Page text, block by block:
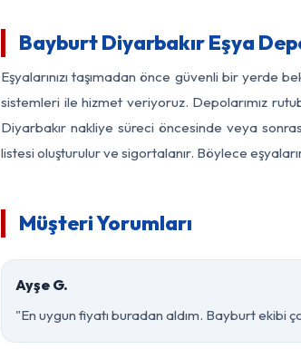
Bayburt Diyarbakır Eşya
Eşyalarınızı taşımadan önce güvenli bir yerde
sistemleri ile hizmet veriyoruz. Depolarımız
Diyarbakır nakliye süreci öncesinde veya
listesi oluşturulur ve sigortalanır. Böylece
Müşteri Yorumları
Ayşe G.
"En uygun fiyatı buradan aldım. Bayburt ekibi